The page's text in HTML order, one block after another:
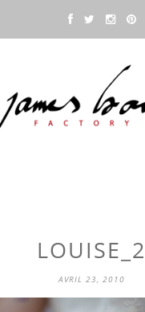
LOUISE_2
AVRIL 23, 2010